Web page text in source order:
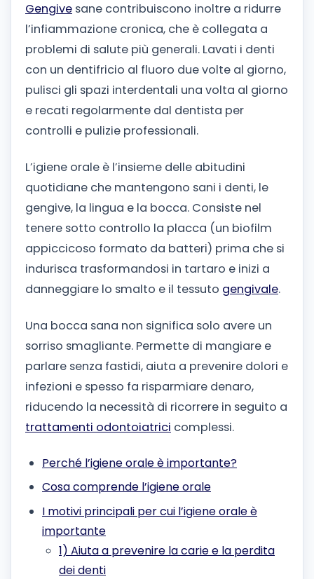
Gengive sane contribuiscono inoltre a ridurre
l’infiammazione cronica, che è collegata a
problemi di salute più generali. Lavati i denti
con un dentifricio al fluoro due volte al giorno,
pulisci gli spazi interdentali una volta al giorno
e recati regolarmente dal dentista per
controlli e pulizie professionali.
L’igiene orale è l’insieme delle abitudini
quotidiane che mantengono sani i denti, le
gengive, la lingua e la bocca. Consiste nel
tenere sotto controllo la placca (un biofilm
appiccicoso formato da batteri) prima che si
indurisca trasformandosi in tartaro e inizi a
danneggiare lo smalto e il tessuto gengivale.
Una bocca sana non significa solo avere un
sorriso smagliante. Permette di mangiare e
parlare senza fastidi, aiuta a prevenire dolori e
infezioni e spesso fa risparmiare denaro,
riducendo la necessità di ricorrere in seguito a
trattamenti odontoiatrici complessi.
Perché l’igiene orale è importante?
Cosa comprende l’igiene orale
I motivi principali per cui l’igiene orale è
importante
1) Aiuta a prevenire la carie e la perdita
dei denti